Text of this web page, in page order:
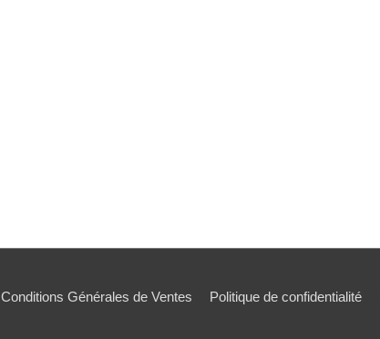
Conditions Générales de Ventes Politique de confidentialité